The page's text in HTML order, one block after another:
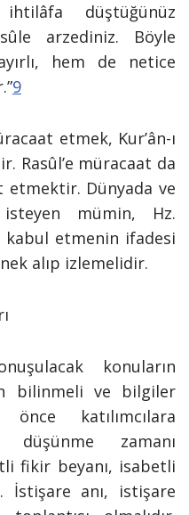
ihtilâfa düştüğünüz
arzediniz. Böyle
hem de netice
9
etmek, Kur’ân-ı
Rasûl’e müracaat da
etmektir. Dünyada ve
mümin, Hz.
kabul etmenin ifadesi
alıp izlemelidir.
konuların
bilinmeli ve bilgiler
katılımcılara
düşünme zamanı
fikir beyanı, isabetli
anı, istişare